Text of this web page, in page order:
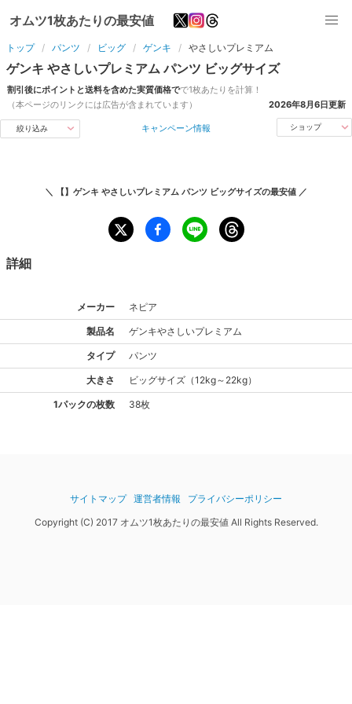
オムツ1枚あたりの最安値
トップ パンツ ビッグ ゲンキ やさしいプレミアム
ゲンキ やさしいプレミアム パンツ ビッグサイズ
割引後にポイントと送料を含めた実質価格でで1枚あたりを計算！
（本ページのリンクには広告が含まれています）
2026年8月6日更新
絞り込み キャンペーン情報 ショップ
＼ 【】ゲンキ やさしいプレミアム パンツ ビッグサイズの最安値 ／
詳細
メーカー ネピア
製品名 ゲンキやさしいプレミアム
タイプ パンツ
大きさ ビッグサイズ （12kg～22kg）
1パックの枚数 38枚
サイトマップ 運営者情報
プライバシーポリシー
Copyright (C) 2017 オムツ1枚あたりの最安値 All Rights Reserved.